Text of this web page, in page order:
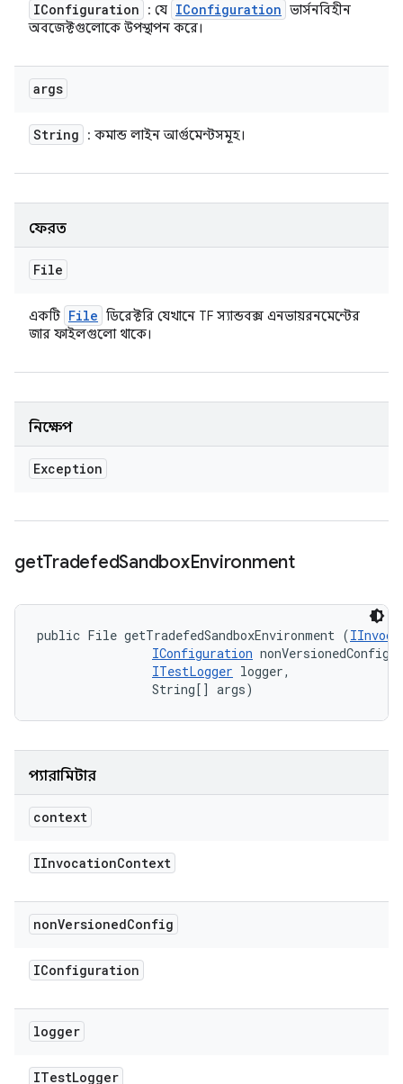
IConfiguration : যে IConfiguration ভার্সনবিহীন
অবজেক্টগুলোকে উপস্থাপন করে।
args
String : কমান্ড লাইন আর্গুমেন্টসমূহ।
ফেরত
File
একটি File ডিরেক্টরি যেখানে TF স্যান্ডবক্স এনভায়রনমেন্টের
জার ফাইলগুলো থাকে।
নিক্ষেপ
Exception
getTradefedSandboxEnvironment
public File getTradefedSandboxEnvironment (
IConfiguration nonVersionedConfig,
ITestLogger logger,
                String[] args)
প্যারামিটার
context
IInvocationContext
nonVersionedConfig
IConfiguration
logger
ITestLogger